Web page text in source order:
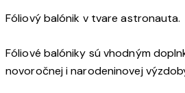
Fóliový balónik v tvare astronauta.
Fóliové balóniky sú vhodným
novoročnej i narodeninovej